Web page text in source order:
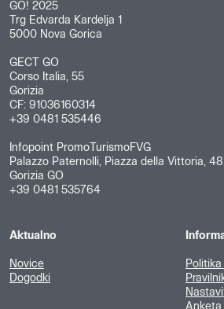
GO! 2025
Trg Edvarda Kardelja 1
5000 Nova Gorica
GECT GO
Corso Italia, 55
Gorizia
CF: 91036160314
+39 0481 535446
Infopoint PromoTurismoFVG
Palazzo Paternolli, Piazza della Vittoria, 48
Gorizia GO
+39 0481 535764
Aktualno
Novice
Dogodki
Anketa